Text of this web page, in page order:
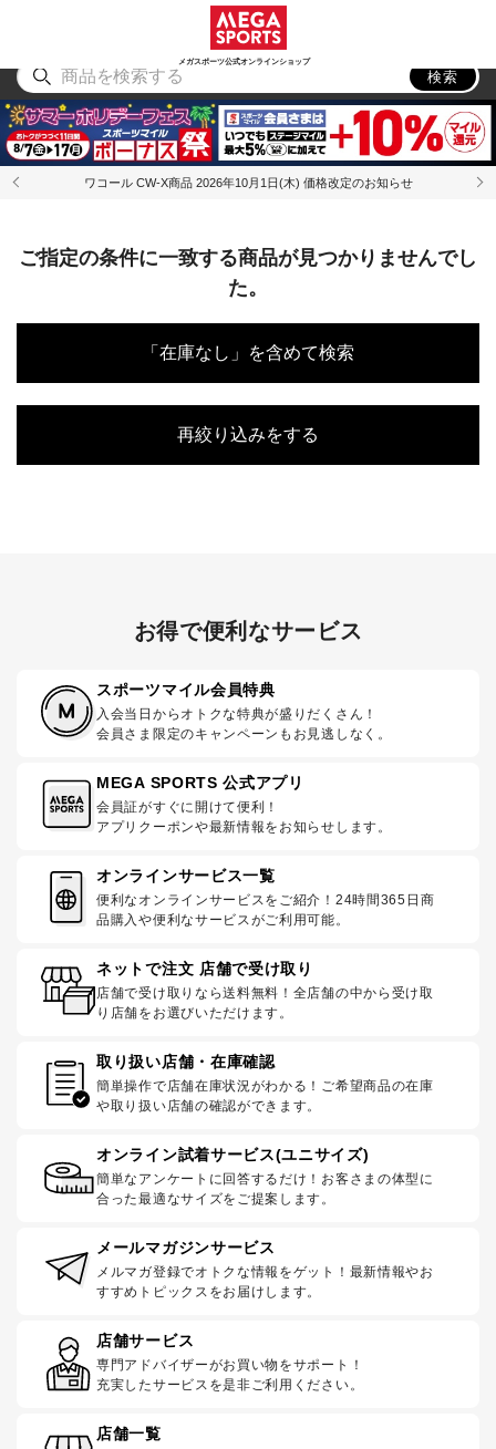
メガスポーツ公式オンラインショップ
アウトドア
検索
ワコール CW-X商品 2026年10月1日(木) 価格改定のお知らせ
ご指定の条件に一致する商品が見つかりませんでし
た。
「在庫なし」を含めて検索
再絞り込みをする
お得で便利なサービス
スポーツマイル会員特典
入会当日からオトクな特典が盛りだくさん！
会員さま限定のキャンペーンもお見逃しなく。
MEGA SPORTS 公式アプリ
会員証がすぐに開けて便利！
アプリクーポンや最新情報をお知らせします。
オンラインサービス一覧
便利なオンラインサービスをご紹介！24時間365日商
品購入や便利なサービスがご利用可能。
ネットで注文 店舗で受け取り
店舗で受け取りなら送料無料！全店舗の中から受け取
り店舗をお選びいただけます。
取り扱い店舗・在庫確認
簡単操作で店舗在庫状況がわかる！ご希望商品の在庫
や取り扱い店舗の確認ができます。
オンライン試着サービス(ユニサイズ)
簡単なアンケートに回答するだけ！お客さまの体型に
合った最適なサイズをご提案します。
メールマガジンサービス
メルマガ登録でオトクな情報をゲット！最新情報やお
すすめトピックスをお届けします。
店舗サービス
専門アドバイザーがお買い物をサポート！
充実したサービスを是非ご利用ください。
店舗一覧